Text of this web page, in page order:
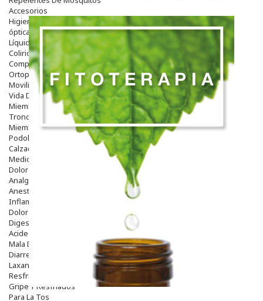
Accesorios
Higiene
óptica
Líquidos Lentillas
Colirios
Complementos Alimentarios.
Ortopedia - Accesorios
Movilidad
Vida Diaria
Miembro Superior
Tronco
Miembro Inferior
Podología
Calzado
Medicamentos
Dolor E Inflamación
Analgésicos
Anestésicos
Inflamación Articulaciones
Dolor Muscular / Articular
Digestivo
Acidez, Gases Y Ardores
Mala Digestion
Diarrea / Estreñimiento / Vómitos
Laxantes
Resfriados
Gripe Y Resfriados
Para La Tos